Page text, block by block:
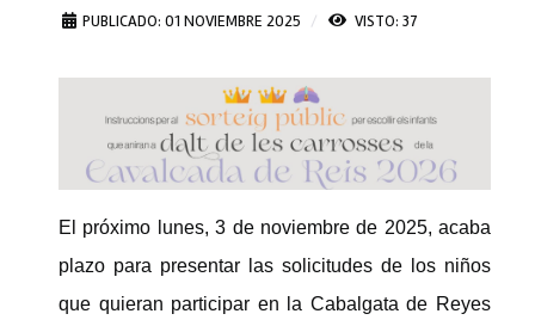
PUBLICADO: 01 NOVIEMBRE 2025
VISTO: 37
El próximo lunes, 3 de noviembre de 2025, acaba
plazo para presentar las solicitudes de los niños
que quieran participar en la Cabalgata de Reyes